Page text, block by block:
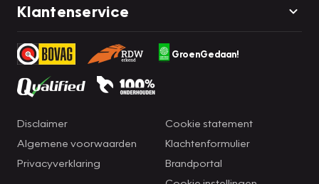
Klantenservice
GroenGedaan!
Disclaimer
Algemene voorwaarden
Privacyverklaring
Cookie statement
Klachtenformulier
Brandportal